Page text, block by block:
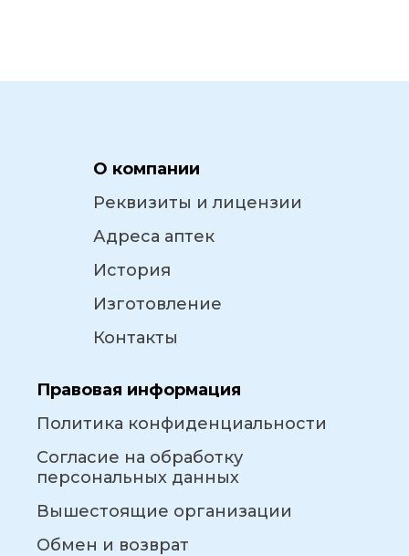
О компании
Реквизиты и лицензии
Адреса аптек
История
Изготовление
Контакты
Правовая информация
Политика конфиденциальности
Согласие на обработку
персональных данных
Вышестоящие организации
Обмен и возврат